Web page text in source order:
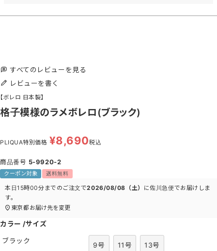
すべてのレビューを見る
レビューを書く
【ボレロ 日本製】
格子模様のラメボレロ(ブラック)
PLIQUA特別価格 ¥8,690税込
商品番号 5-9920-2
クーポン対象 送料無料
本日15時00分 までのご注文で2026/08/08（土） に佐川急便でお届けしま
す。
東京都 お届け先を変更
カラー サイズ
ブラック
9号
11号
13号